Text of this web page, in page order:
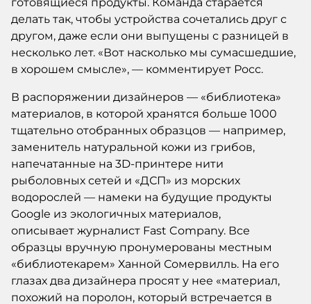
готовящиеся продукты. Команда старается
делать так, чтобы устройства сочетались друг с
другом, даже если они выпущены с разницей в
несколько лет. «Вот насколько мы сумасшедшие,
в хорошем смысле», — комментирует Росс.
В распоряжении дизайнеров — «библиотека»
материалов, в которой хранятся больше 1000
тщательно отобранных образцов — например,
заменитель натуральной кожи из грибов,
напечатанные на 3D-принтере нити
рыболовных сетей и «ДСП» из морских
водорослей — намеки на будущие продукты
Google из экологичных материалов,
описывает журналист Fast Company. Все
образцы вручную пронумерованы местным
«библиотекарем» Ханной Сомервилль. На его
глазах два дизайнера просят у нее «материал,
похожий на поролон, который встречается в